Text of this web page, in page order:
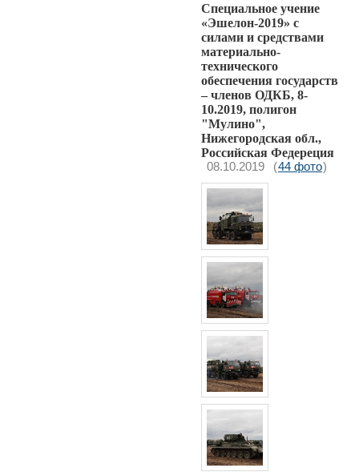
Специальное учение
«Эшелон-2019» с
силами и средствами
материально-
технического
обеспечения государств
– членов ОДКБ, 8-
10.2019, полигон
"Мулино",
Нижегородская обл.,
Российская Федереция
08.10.2019 (44 фото)